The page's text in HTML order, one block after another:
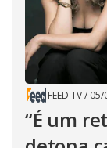
FEED TV/ 05/
“É um